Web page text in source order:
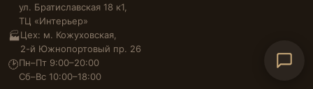
ул. Братиславская 18 к1,
ТЦ «Интерьер»
🏭Цех: м. Кожуховская,
2-й Южнопортовый пр. 26
🕑Пн–Пт 9:00–20:00
Сб–Вс 10:00–18:00